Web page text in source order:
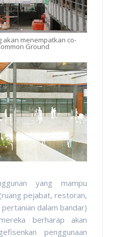
akan menempatkan co-
Ground
yang mampu
pejabat, restoran,
dalam bandar)
berharap akan
penggunaan